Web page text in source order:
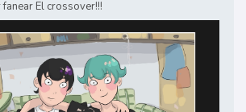
El crossover!!!